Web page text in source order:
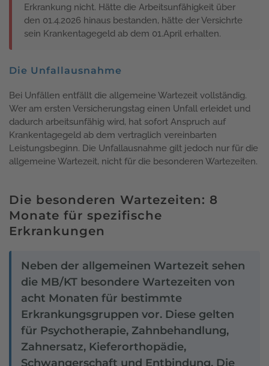
Erkrankung nicht. Hätte die Arbeitsunfähigkeit über
den 01.4.2026 hinaus bestanden, hätte der Versichrte
sein Krankentagegeld ab dem 01.April erhalten.
Die Unfallausnahme
Bei Unfällen entfällt die allgemeine Wartezeit vollständig.
Wer am ersten Versicherungstag einen Unfall erleidet und
dadurch arbeitsunfähig wird, hat sofort Anspruch auf
Krankentagegeld ab dem vertraglich vereinbarten
Leistungsbeginn. Die Unfallausnahme gilt jedoch nur für die
allgemeine Wartezeit, nicht für die besonderen Wartezeiten.
Die besonderen Wartezeiten: 8
Monate für spezifische
Erkrankungen
Neben der allgemeinen Wartezeit sehen
die MB/KT besondere Wartezeiten von
acht Monaten für bestimmte
Erkrankungsgruppen vor. Diese gelten
für Psychotherapie, Zahnbehandlung,
Zahnersatz, Kieferorthopädie,
Schwangerschaft und Entbindung. Die